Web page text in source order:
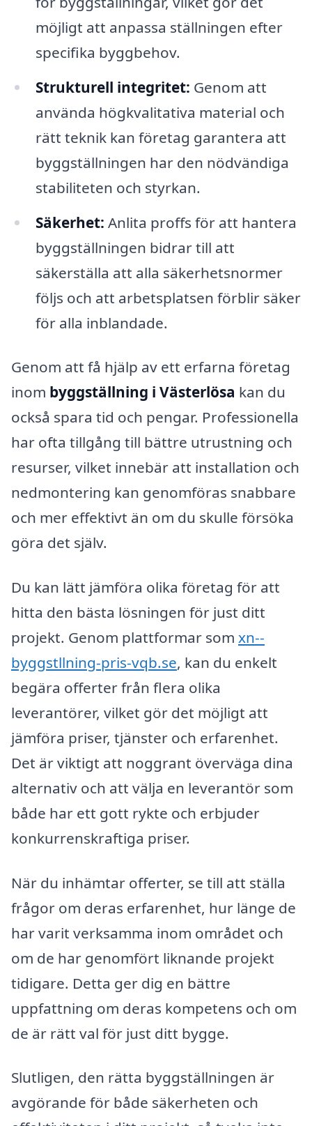
möjligt att anpassa ställningen efter
specifika byggbehov.
Strukturell integritet: Genom att
använda högkvalitativa material och
rätt teknik kan företag garantera att
byggställningen har den nödvändiga
stabiliteten och styrkan.
Säkerhet: Anlita proffs för att hantera
byggställningen bidrar till att
säkerställa att alla säkerhetsnormer
följs och att arbetsplatsen förblir säker
för alla inblandade.
Genom att få hjälp av ett erfarna företag
inom byggställning i Västerlösa kan du
också spara tid och pengar. Professionella
har ofta tillgång till bättre utrustning och
resurser, vilket innebär att installation och
nedmontering kan genomföras snabbare
och mer effektivt än om du skulle försöka
göra det själv.
Du kan lätt jämföra olika företag för att
hitta den bästa lösningen för just ditt
projekt. Genom plattformar som xn--
byggstllning-pris-vqb.se, kan du enkelt
begära offerter från flera olika
leverantörer, vilket gör det möjligt att
jämföra priser, tjänster och erfarenhet.
Det är viktigt att noggrant överväga dina
alternativ och att välja en leverantör som
både har ett gott rykte och erbjuder
konkurrenskraftiga priser.
När du inhämtar offerter, se till att ställa
frågor om deras erfarenhet, hur länge de
har varit verksamma inom området och
om de har genomfört liknande projekt
tidigare. Detta ger dig en bättre
uppfattning om deras kompetens och om
de är rätt val för just ditt bygge.
Slutligen, den rätta byggställningen är
avgörande för både säkerheten och